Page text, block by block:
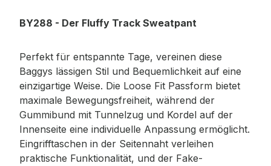
BY288 - Der Fluffy Track Sweatpant
Perfekt für entspannte Tage, vereinen diese
Baggys lässigen Stil und Bequemlichkeit auf eine
einzigartige Weise. Die Loose Fit Passform bietet
maximale Bewegungsfreiheit, während der
Gummibund mit Tunnelzug und Kordel auf der
Innenseite eine individuelle Anpassung ermöglicht.
Eingrifftaschen in der Seitennaht verleihen
praktische Funktionalität, und der Fake-